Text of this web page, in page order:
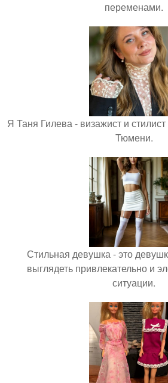
переменами.
Я Таня Гилева - визажист и
Тюмени.
Стильная девушка - это
выглядеть привлекательно и
ситуации.